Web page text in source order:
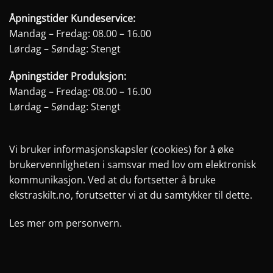
Åpningstider Kundeservice:
Mandag – Fredag: 08.00 – 16.00
Lørdag – Søndag: Stengt
Åpningstider Produksjon:
Mandag – Fredag: 08.00 – 16.00
Lørdag – Søndag: Stengt
Vi bruker informasjonskapsler (cookies) for å øke
brukervennligheten i samsvar med lov om elektronisk
kommunikasjon. Ved at du fortsetter å bruke
ekstraskilt.no, forutsetter vi at du samtykker til dette.
Les mer om personvern.